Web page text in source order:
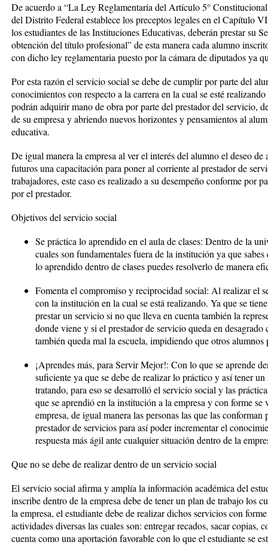
De acuerdo a “La Ley Reglamentaria del Artículo 5°
del Distrito Federal establece los preceptos legales en el Capítulo
los estudiantes de las Instituciones Educativas, deberán prestar su
obtención del título profesional” de esta manera cada alumno
con dicho ley reglamentaria puesto por la cámara de diputados ya
Por esta razón el servicio social se debe de cumplir por parte del
conocimientos con respecto a la carrera en la cual se esté
podrán adquirir mano de obra por parte del prestador del servicio,
de su empresa y abriendo nuevos horizontes y pensamientos al
educativa.
De igual manera la empresa al ver el interés del alumno el deseo de
futuros una capacitación para poner al corriente al prestador de
trabajadores, este caso es realizado a su desempeño conforme por
por el prestador.
Objetivos del servicio social
Se práctica lo aprendido en el aula de clases: Dentro de la
cuales son fundamentales fuera de la institución ya que
lo aprendido dentro de clases puedes resolverlo de manera
Fomenta el compromiso y reciprocidad social: Al realizar el
con la institución en la cual se está realizando. Ya que se
prestar un servicio si no que lleva en cuenta también la
donde viene y si el prestador de servicio queda en
también queda mal la escuela, impidiendo que otros
¡Aprendes más, para Servir Mejor!: Con lo que se aprende
suficiente ya que se debe de realizar lo práctico y así tener
tratando, para eso se desarrolló el servicio social y las
que se aprendió en la institución a la empresa y con forme
empresa, de igual manera las personas las que las
prestador de servicios para así poder incrementar el
respuesta más ágil ante cualquier situación dentro de la
Que no se debe de realizar dentro de un servicio social
El servicio social afirma y amplía la información académica del
inscribe dentro de la empresa debe de tener un plan de trabajo los
la empresa, el estudiante debe de realizar dichos servicios con
actividades diversas las cuales son: entregar recados, sacar copias,
cuenta como una aportación favorable con lo que el estudiante se